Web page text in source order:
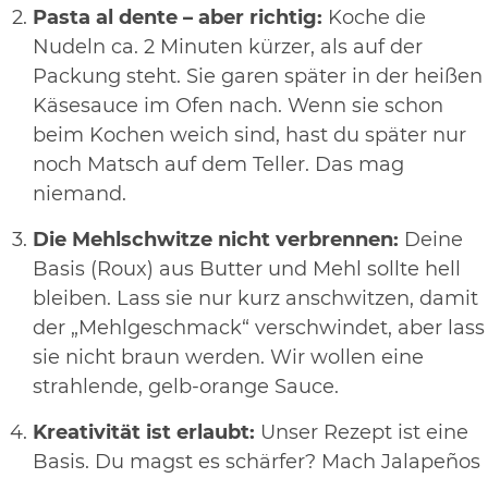
Pasta al dente – aber richtig: Koche die
Nudeln ca. 2 Minuten kürzer, als auf der
Packung steht. Sie garen später in der heißen
Käsesauce im Ofen nach. Wenn sie schon
beim Kochen weich sind, hast du später nur
noch Matsch auf dem Teller. Das mag
niemand.
Die Mehlschwitze nicht verbrennen: Deine
Basis (Roux) aus Butter und Mehl sollte hell
bleiben. Lass sie nur kurz anschwitzen, damit
der „Mehlgeschmack“ verschwindet, aber lass
sie nicht braun werden. Wir wollen eine
strahlende, gelb-orange Sauce.
Kreativität ist erlaubt: Unser Rezept ist eine
Basis. Du magst es schärfer? Mach Jalapeños